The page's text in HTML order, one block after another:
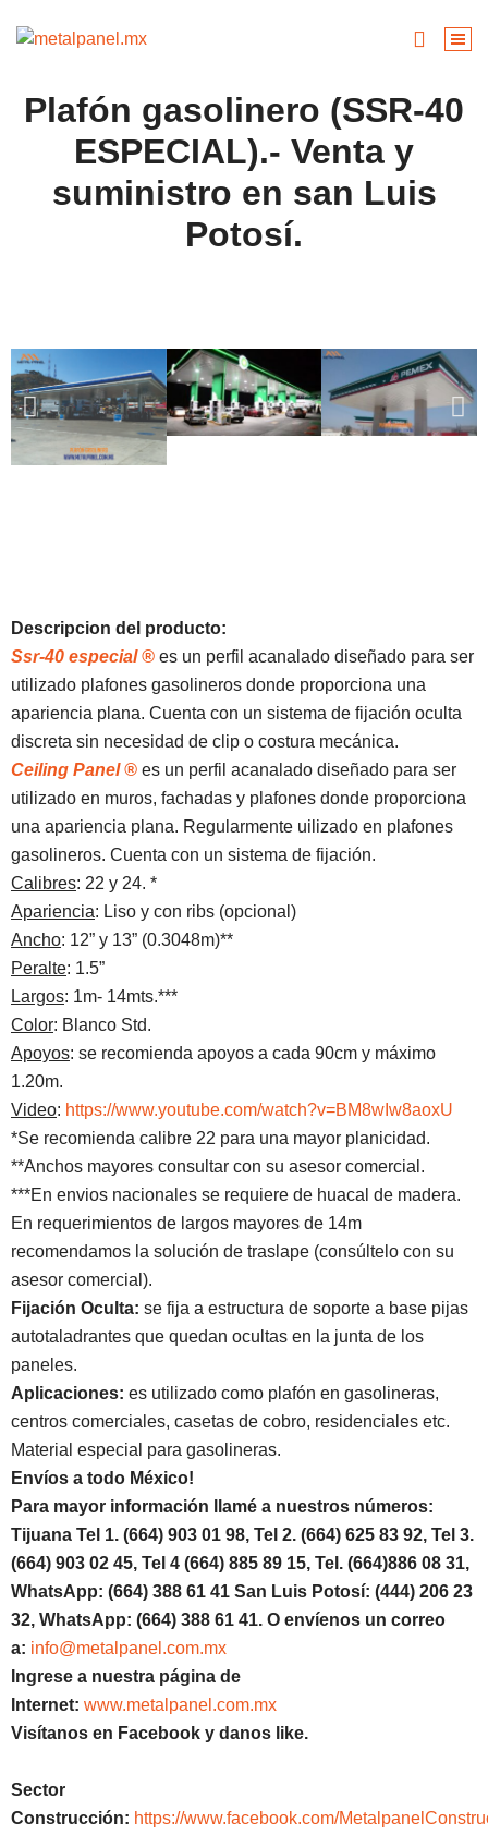
Plafón gasolinero (SSR-40
ESPECIAL).- Venta y
suministro en san Luis
Potosí.
Descripcion del producto:
Ssr-40 especial ® es un perfil acanalado diseñado para ser
utilizado plafones gasolineros donde proporciona una
apariencia plana. Cuenta con un sistema de fijación oculta
discreta sin necesidad de clip o costura mecánica.
Ceiling Panel ® es un perfil acanalado diseñado para ser
utilizado en muros, fachadas y plafones donde proporciona
una apariencia plana. Regularmente uilizado en plafones
gasolineros. Cuenta con un sistema de fijación.
Calibres: 22 y 24. *
Apariencia: Liso y con ribs (opcional)
Ancho: 12” y 13” (0.3048m)**
Peralte: 1.5”
Largos: 1m- 14mts.***
Color: Blanco Std.
Apoyos: se recomienda apoyos a cada 90cm y máximo
1.20m.
Video: https://www.youtube.com/watch?v=BM8wIw8aoxU
*Se recomienda calibre 22 para una mayor planicidad.
**Anchos mayores consultar con su asesor comercial.
***En envios nacionales se requiere de huacal de madera.
En requerimientos de largos mayores de 14m
recomendamos la solución de traslape (consúltelo con su
asesor comercial).
Fijación Oculta: se fija a estructura de soporte a base pijas
autotaladrantes que quedan ocultas en la junta de los
paneles.
Aplicaciones: es utilizado como plafón en gasolineras,
centros comerciales, casetas de cobro, residenciales etc.
Material especial para gasolineras.
Envíos a todo México!
Para mayor información llamé a nuestros números:
Tijuana Tel 1. (664) 903 01 98, Tel 2. (664) 625 83 92, Tel 3.
(664) 903 02 45, Tel 4 (664) 885 89 15, Tel. (664)886 08 31,
WhatsApp: (664) 388 61 41 San Luis Potosí: (444) 206 23
32, WhatsApp: (664) 388 61 41. O envíenos un correo
a: info@metalpanel.com.mx
Ingrese a nuestra página de
Internet: www.metalpanel.com.mx
Visítanos en Facebook y danos like.
Sector
Construcción: https://www.facebook.com/